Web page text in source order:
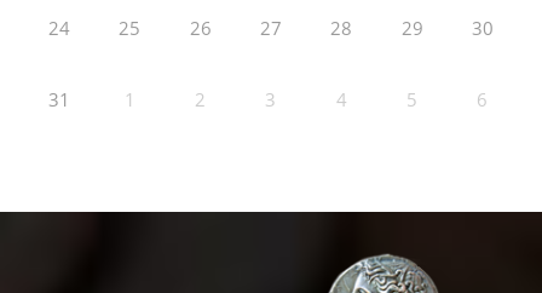
24 25 26 27 28 29 30
31 1 2 3 4 5 6